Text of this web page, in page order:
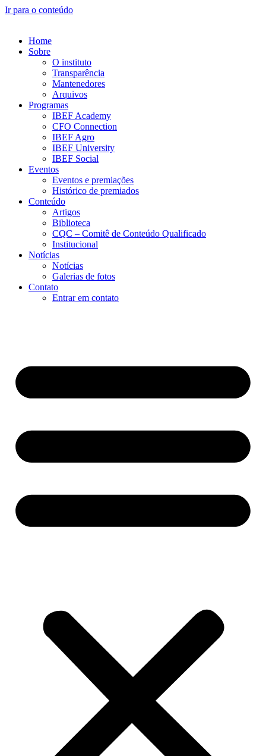
Ir para o conteúdo
Home
Sobre
O instituto
Transparência
Mantenedores
Arquivos
Programas
IBEF Academy
CFO Connection
IBEF Agro
IBEF University
IBEF Social
Eventos
Eventos e premiações
Histórico de premiados
Conteúdo
Artigos
Biblioteca
CQC – Comitê de Conteúdo Qualificado
Institucional
Notícias
Notícias
Galerias de fotos
Contato
Entrar em contato